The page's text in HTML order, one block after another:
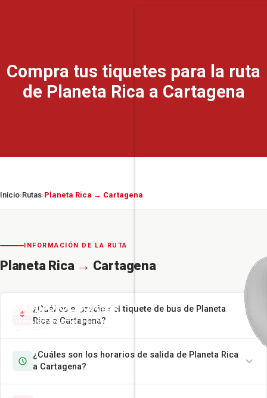
Compra tus tiquetes para la ruta
de Planeta Rica a Cartagena
Inicio›Rutas›Planeta Rica → Cartagena
INFORMACIÓN DE LA RUTA
Planeta Rica → Cartagena
¿Cuál es el precio del tiquete de bus de Planeta
Rica a Cartagena?
¿Cuáles son los horarios de salida de Planeta Rica
a Cartagena?